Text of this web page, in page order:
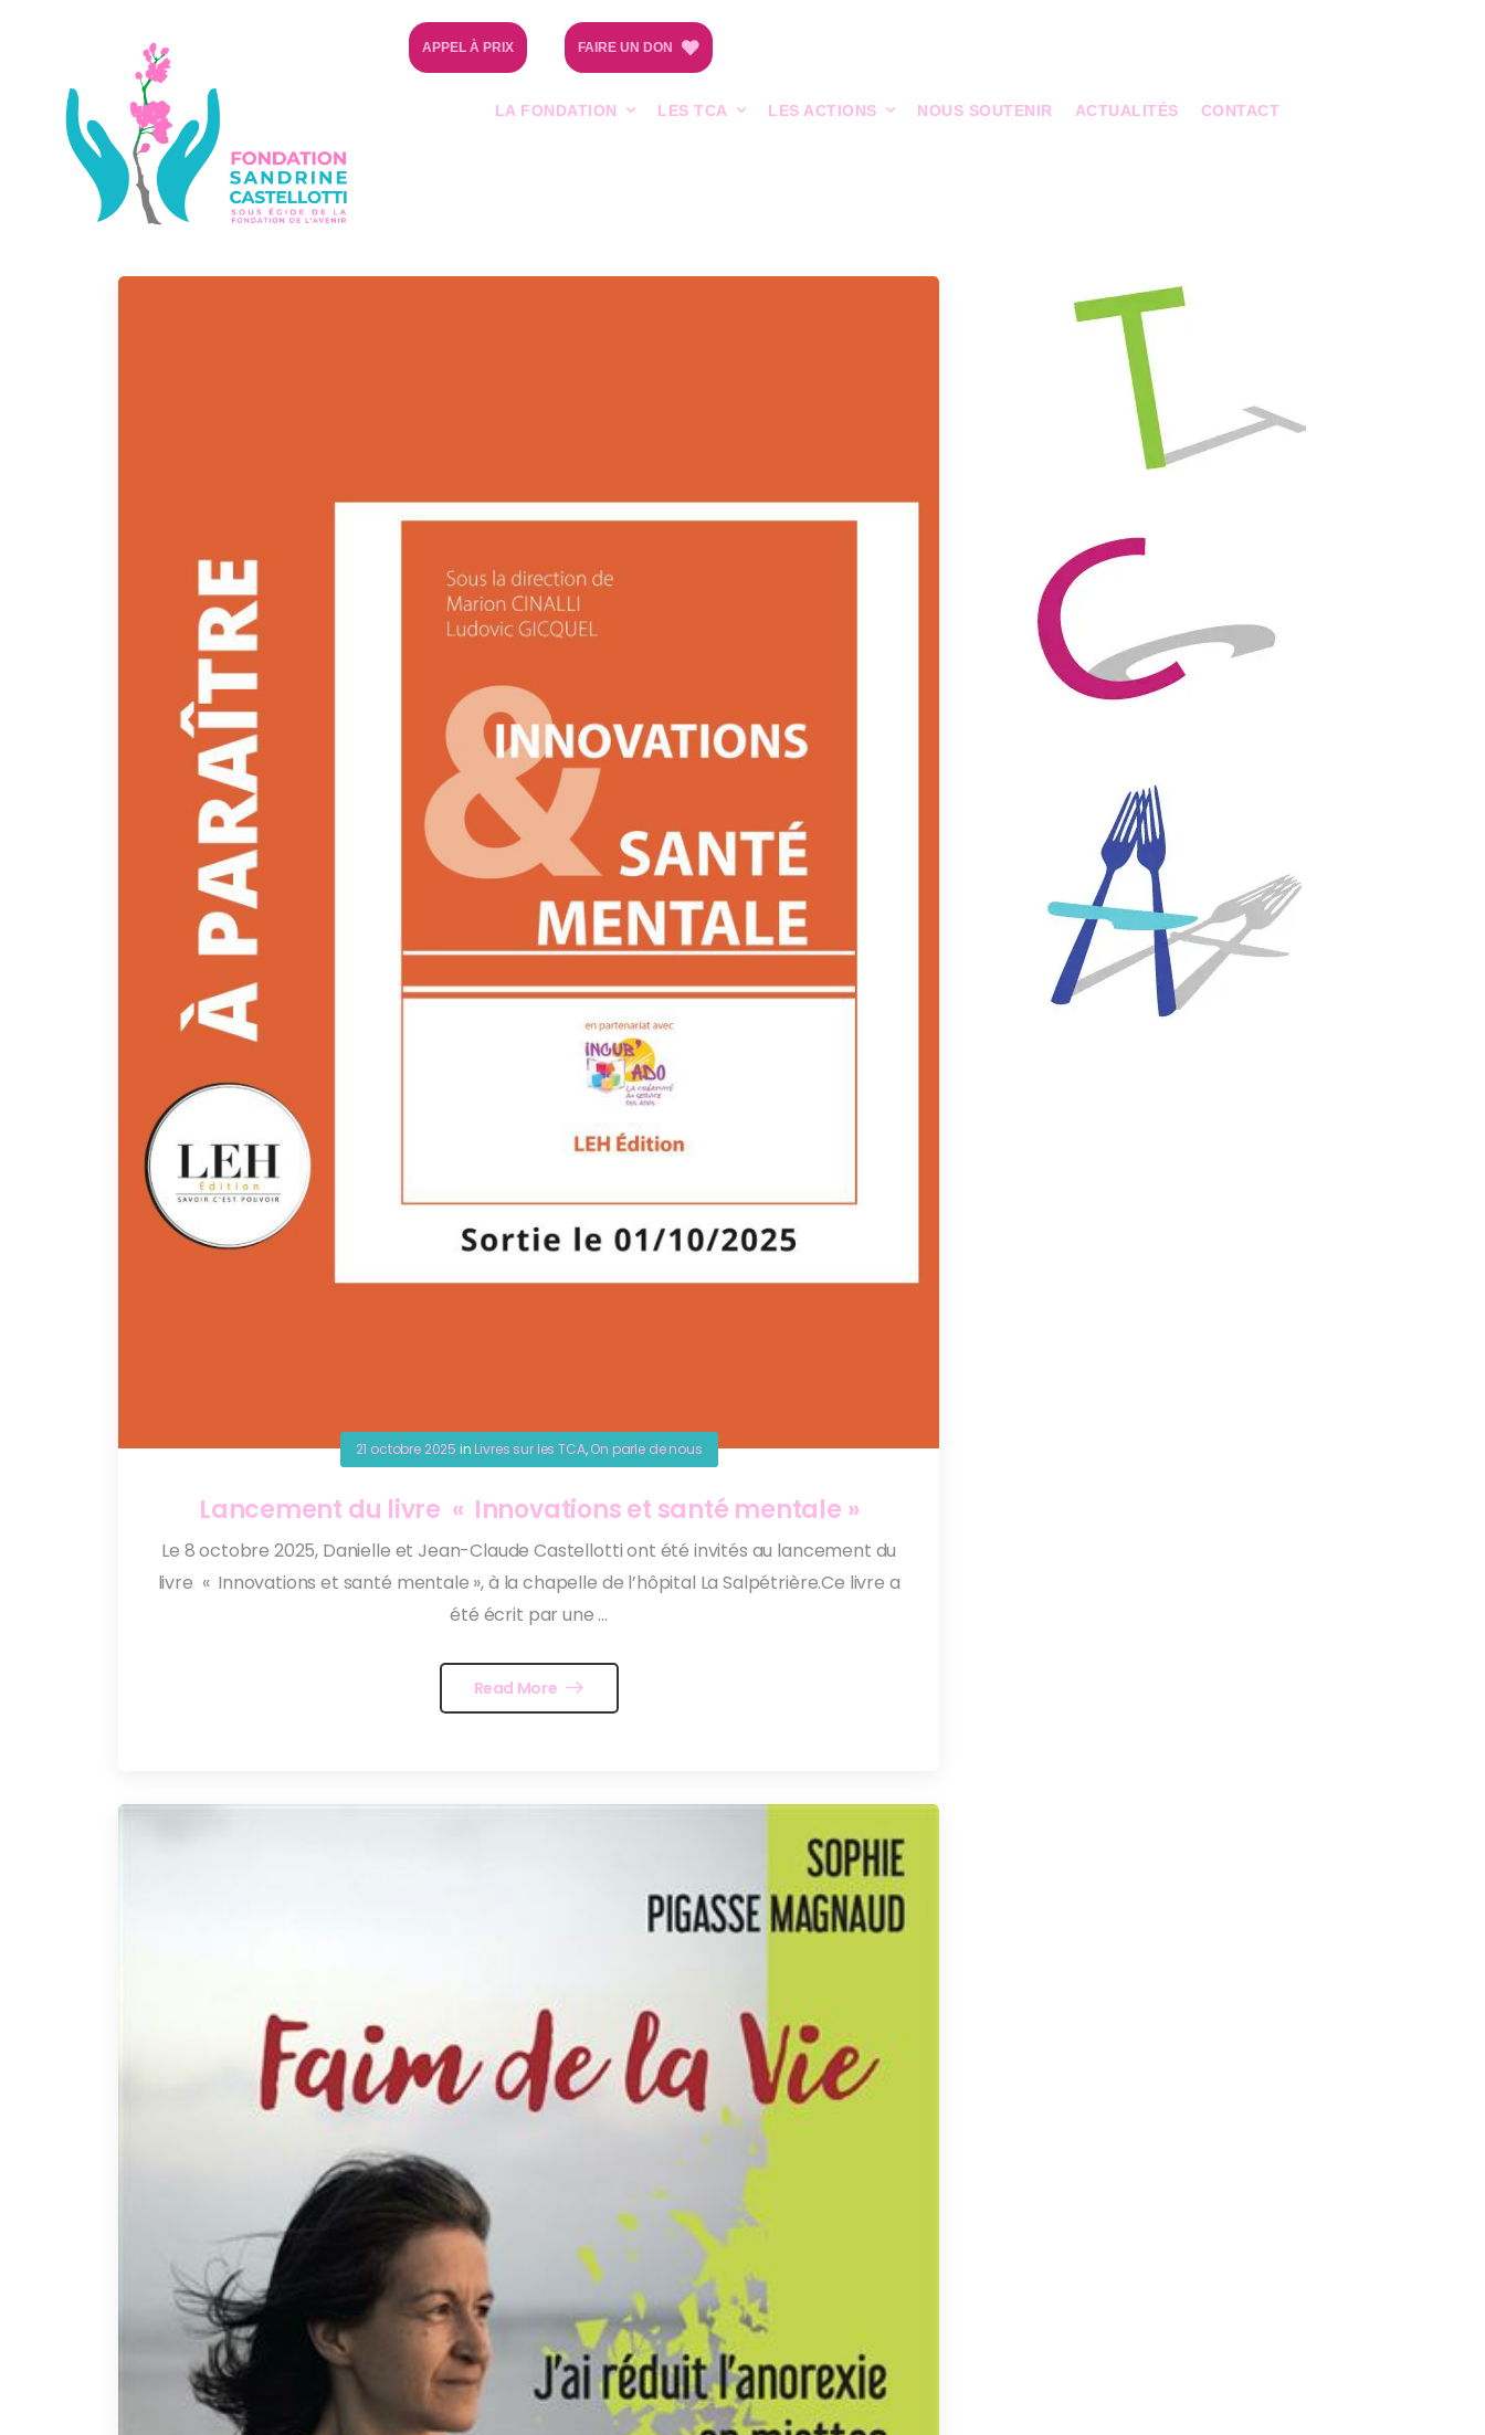
APPEL À PRIX FAIRE UN DON
LA FONDATION LES TCA LES ACTIONS NOUS SOUTENIR ACTUALITÉS CONTACT
21 octobre 2025 inLivres sur les TCA,On parle de nous
Lancement du livre « Innovations et santé mentale »
Le 8 octobre 2025, Danielle et Jean-Claude Castellotti ont été invités au lancement du
livre « Innovations et santé mentale », à la chapelle de l’hôpital La Salpétrière.Ce livre a
été écrit par une ...
Read More